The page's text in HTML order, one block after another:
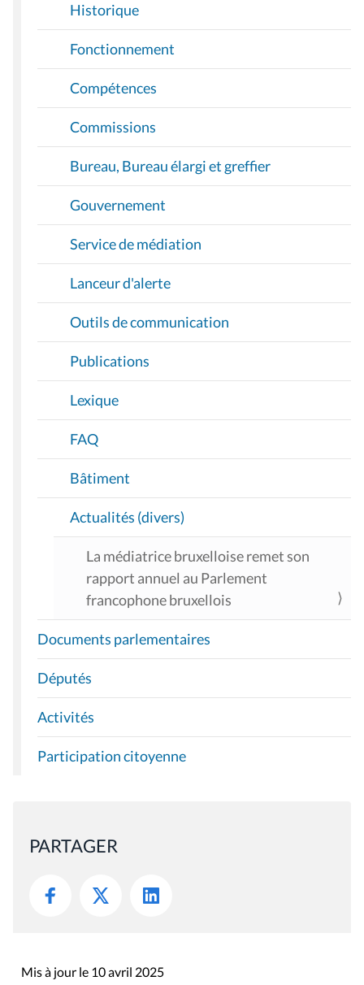
Historique
Fonctionnement
Compétences
Commissions
Bureau, Bureau élargi et greffier
Gouvernement
Service de médiation
Lanceur d'alerte
Outils de communication
Publications
Lexique
FAQ
Bâtiment
Actualités (divers)
La médiatrice bruxelloise remet son
rapport annuel au Parlement
francophone bruxellois
Documents parlementaires
Députés
Activités
Participation citoyenne
PARTAGER
Mis à jour le 10 avril 2025